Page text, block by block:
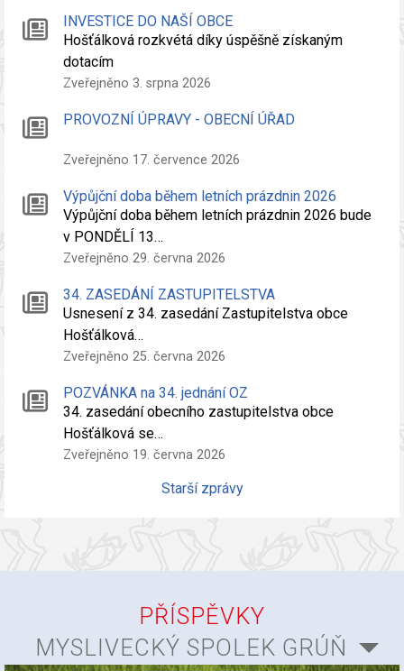
INVESTICE DO NAŠÍ OBCE
Hošťálková rozkvétá díky úspěšně získaným
dotacím
Zveřejněno 3. srpna 2026
PROVOZNÍ ÚPRAVY - OBECNÍ ÚŘAD
Zveřejněno 17. července 2026
Výpůjční doba během letních prázdnin 2026
Výpůjční doba během letních prázdnin 2026 bude
v PONDĚLÍ 13…
Zveřejněno 29. června 2026
34. ZASEDÁNÍ ZASTUPITELSTVA
Usnesení z 34. zasedání Zastupitelstva obce
Hošťálková…
Zveřejněno 25. června 2026
POZVÁNKA na 34. jednání OZ
34. zasedání obecního zastupitelstva obce
Hošťálková se…
Zveřejněno 19. června 2026
Starší zprávy
PŘÍSPĚVKY
MYSLIVECKÝ SPOLEK GRÚŇ